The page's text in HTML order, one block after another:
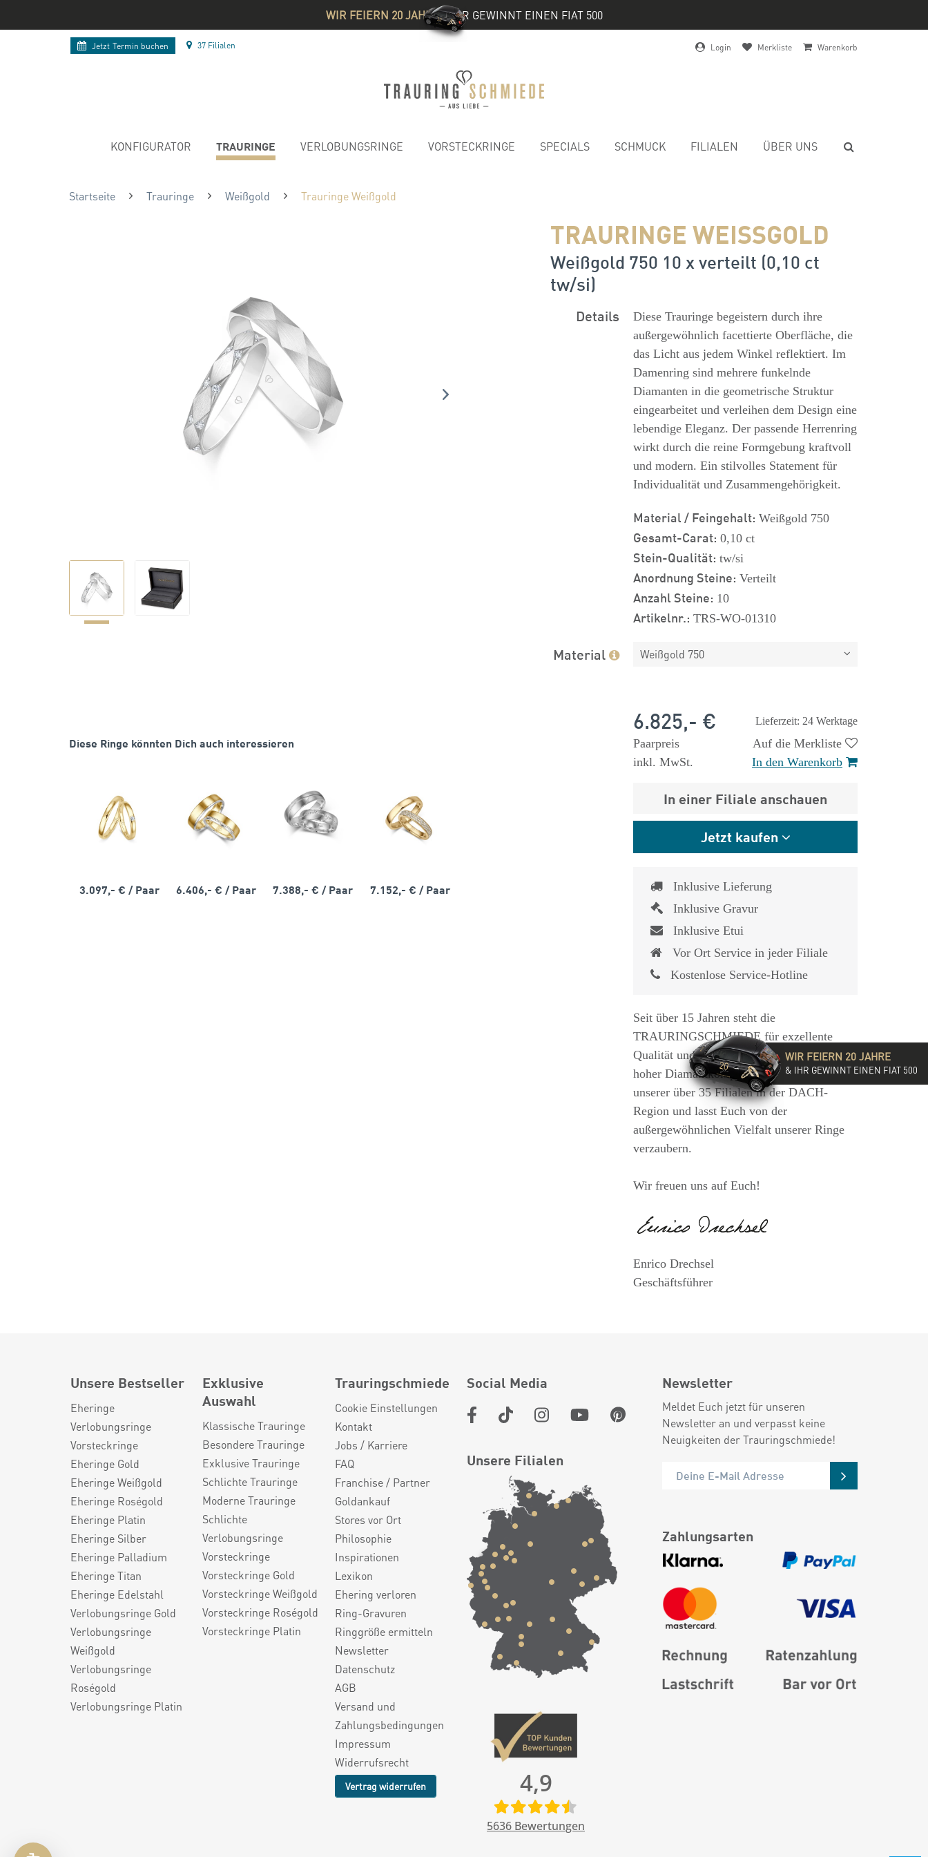
WIR FEIERN 20 JAHRE& IHR GEWINNT EINEN FIAT 500
Jetzt Termin buchen 37 Filialen Login Merkliste Warenkorb
KONFIGURATOR TRAURINGE VERLOBUNGSRINGE VORSTECKRINGE SPECIALS SCHMUCK FILIALEN ÜBER UNS
Startseite Trauringe Weißgold Trauringe Weißgold
TRAURINGE WEISSGOLD
Weißgold 750 10 x verteilt (0,10 ct
tw/si)
Diese Ringe könnten Dich auch interessieren
3.097,- € / Paar 6.406,- €/ Paar 7.388,- €/ Paar 7.152,- € / Paar
Details
Diese Trauringe begeistern durch ihre
außergewöhnlich facettierte Oberfläche, die
das Licht aus jedem Winkel reflektiert. Im
Damenring sind mehrere funkelnde
Diamanten in die geometrische Struktur
eingearbeitet und verleihen dem Design eine
lebendige Eleganz. Der passende Herrenring
wirkt durch die reine Formgebung kraftvoll
und modern. Ein stilvolles Statement für
Individualität und Zusammengehörigkeit.
Material / Feingehalt: Weißgold 750
Gesamt-Carat: 0,10 ct
Stein-Qualität: tw/si
Anordnung Steine: Verteilt
Anzahl Steine: 10
Artikelnr.: TRS-WO-01310
Material Weißgold 750
Lieferzeit: 24 Werktage
6.825,- €
Paarpreis
inkl. MwSt.
Auf die Merkliste
In den Warenkorb
In einer Filiale anschauen
Jetzt kaufen
Inklusive Lieferung
Inklusive Gravur
Inklusive Etui
Vor Ort Service in jeder Filiale
Kostenlose Service-Hotline
Seit über 15 Jahren steht die
TRAURINGSCHMIEDE für exzellente
Qualität und hochwertige Beratung mit
hoher Diamantkompetenz. Besucht eine
unserer über 35 Filialen in der DACH-
Region und lasst Euch von der
außergewöhnlichen Vielfalt unserer Ringe
verzaubern.
Wir freuen uns auf Euch!
Enrico Drechsel
Geschäftsführer
Unsere Bestseller
Eheringe
Verlobungsringe
Vorsteckringe
Eheringe Gold
Eheringe Weißgold
Eheringe Roségold
Eheringe Platin
Eheringe Silber
Eheringe Palladium
Eheringe Titan
Eheringe Edelstahl
Verlobungsringe Gold
Verlobungsringe
Weißgold
Verlobungsringe
Roségold
Verlobungsringe Platin
Exklusive
Auswahl
Klassische Trauringe
Besondere Trauringe
Exklusive Trauringe
Schlichte Trauringe
Moderne Trauringe
Schlichte
Verlobungsringe
Vorsteckringe
Vorsteckringe Gold
Vorsteckringe Weißgold
Vorsteckringe Roségold
Vorsteckringe Platin
Trauringschmiede
Cookie Einstellungen
Kontakt
Jobs / Karriere
FAQ
Franchise / Partner
Goldankauf
Stores vor Ort
Philosophie
Inspirationen
Lexikon
Ehering verloren
Ring-Gravuren
Ringgröße ermitteln
Newsletter
Datenschutz
AGB
Versand und
Zahlungsbedingungen
Impressum
Widerrufsrecht
Vertrag widerrufen
Social Media
Unsere Filialen
4,9
5636 Bewertungen
Newsletter
Meldet Euch jetzt für unseren
Newsletter an und verpasst keine
Neuigkeiten der Trauringschmiede!
Zahlungsarten
WIR FEIERN 20 JAHRE
& IHR GEWINNT EINEN FIAT 500